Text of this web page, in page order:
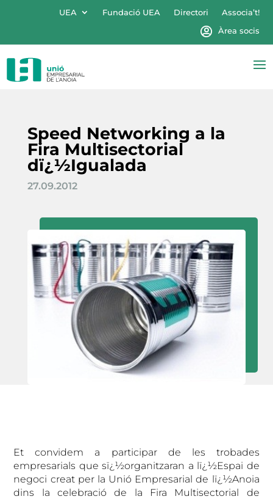
UEA Fundació UEA Directori
Associa’t!
Àrea socis
Speed Networking a la
Fira Multisectorial
dï¿½Igualada
27.09.2012
Et convidem a participar de les trobades
empresarials que sï¿½organitzaran a lï¿½Espai de
negoci creat per la Unió Empresarial de lï¿½Anoia
dins la celebració de la Fira Multisectorial de